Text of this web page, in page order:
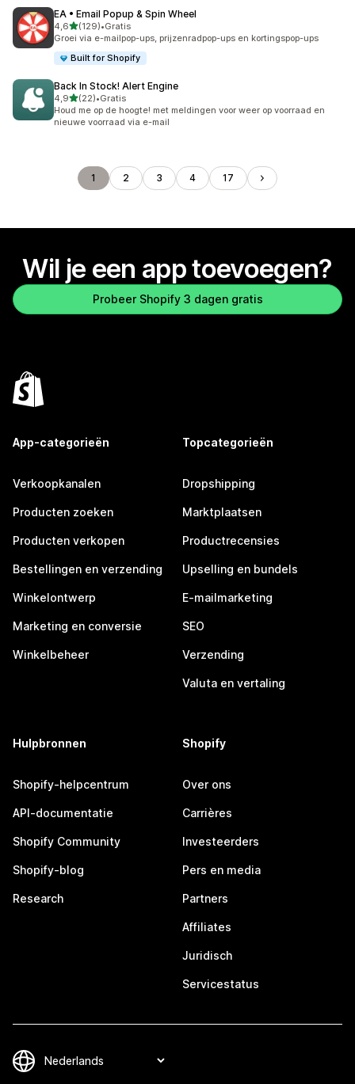
EA • Email Popup & Spin Wheel
4,6van 5 sterren
(129)
129 recensies in totaal
•Gratis
Groei via e-mailpop-ups, prijzenradpop-ups en kortingspop-ups
Built for Shopify
Back In Stock! Alert Engine
4,9van 5 sterren
(22)
22 recensies in totaal
•Gratis
Houd me op de hoogte! met meldingen voor weer op voorraad en
nieuwe voorraad via e-mail
1 2 3 4 17
Wil je een app toevoegen?
Probeer Shopify 3 dagen gratis
App-categorieën
Verkoopkanalen
Producten zoeken
Producten verkopen
Bestellingen en verzending
Winkelontwerp
Marketing en conversie
Winkelbeheer
Topcategorieën
Dropshipping
Marktplaatsen
Productrecensies
Upselling en bundels
E-mailmarketing
SEO
Verzending
Valuta en vertaling
Hulpbronnen
Shopify-helpcentrum
API-documentatie
Shopify Community
Shopify-blog
Research
Shopify
Over ons
Carrières
Investeerders
Pers en media
Partners
Affiliates
Juridisch
Servicestatus